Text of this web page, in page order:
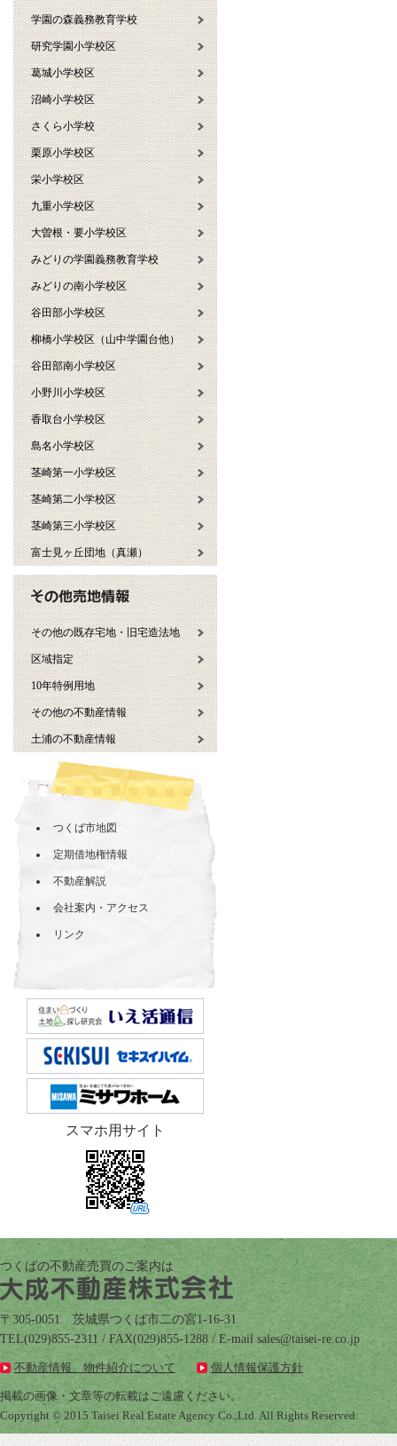
学園の森義務教育学校
研究学園小学校区
葛城小学校区
沼崎小学校区
さくら小学校
栗原小学校区
栄小学校区
九重小学校区
大曽根・要小学校区
みどりの学園義務教育学校
みどりの南小学校区
谷田部小学校区
柳橋小学校区（山中学園台他）
谷田部南小学校区
小野川小学校区
香取台小学校区
島名小学校区
茎崎第一小学校区
茎崎第二小学校区
茎崎第三小学校区
富士見ヶ丘団地（真瀬）
その他の既存宅地・旧宅造法地
区域指定
10年特例用地
その他の不動産情報
土浦の不動産情報
つくば市地図
定期借地権情報
不動産解説
会社案内・アクセス
リンク
スマホ用サイト
つくばの不動産売買のご案内は
〒305-0051 茨城県つくば市二の宮1-16-31
TEL(029)855-2311 / FAX(029)855-1288 / E-mailpj.oc.er-iesiat@selas
不動産情報、物件紹介について 個人情報保護方針
掲載の画像・文章等の転載はご遠慮ください。
Copyright © 2015 Taisei Real Estate Agency Co.,Ltd. All Rights Reserved.